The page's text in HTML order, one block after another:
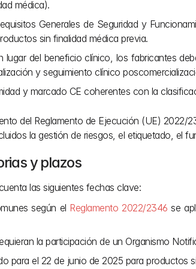
médica).
Generales de Seguridad y
sin finalidad médica previa.
lugar del beneficio clínico, los fabricantes
y seguimiento clínico
y marcado CE coherentes con la
del Reglamento de Ejecución (UE)
la gestión de riesgos, el etiquetado, el
y plazos
las siguientes fechas clave:
según el Reglamento 2022/2346 se
la participación de un Organismo
para el 22 de junio de 2025 para